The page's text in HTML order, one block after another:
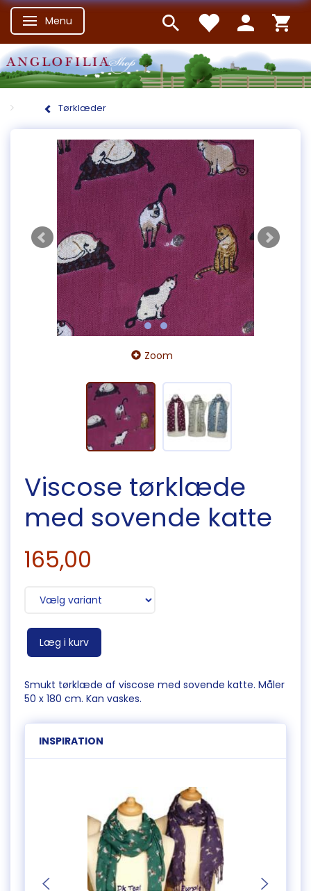
Skifte navigation
Menu
Tørklæder
Zoom
Viscose tørklæde
med sovende katte
165,00
Læg i kurv
Smukt tørklæde af viscose med sovende katte. Måler
50 x 180 cm. Kan vaskes.
INSPIRATION